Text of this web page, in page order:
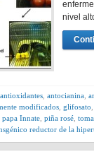
nivel
antioxidantes antocianina
modificados glifosato
papa Innate piña rosé
reductor de la